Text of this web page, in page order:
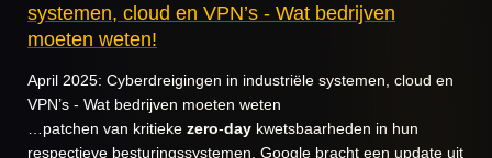
systemen, cloud en VPN’s - Wat bedrijven
moeten weten!
April 2025: Cyberdreigingen in industriële systemen, cloud en
VPN’s - Wat bedrijven moeten weten
…patchen van kritieke zero-day kwetsbaarheden in hun
respectieve besturingssystemen. Google bracht een update uit